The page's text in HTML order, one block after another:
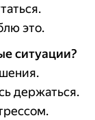
это.
ситуации?
держаться.